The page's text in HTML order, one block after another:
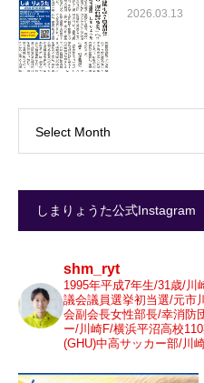
2026.03.13
Select Month
しまりょうた公式Instagram
shm_ryt
1995年平成7年生/31歳/川
議会議員選挙初当選/元市
会副会長女性部長/幸消防
ー/川崎F/横浜平沼高校
(GHU)中高サッカー部/川